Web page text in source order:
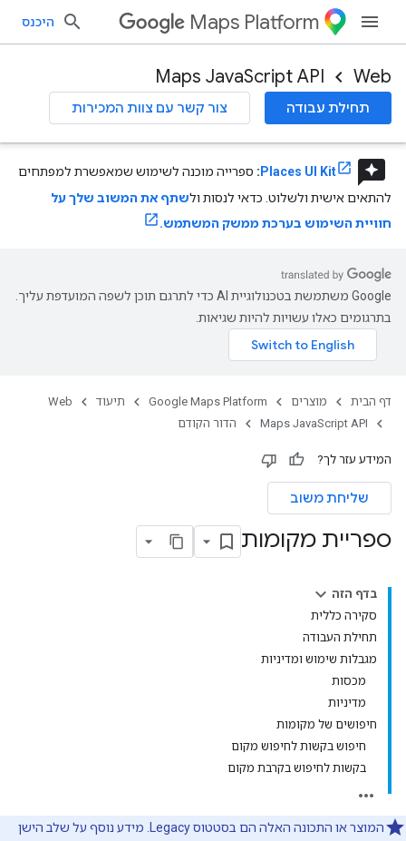
Maps Platform היכנס
Web
Maps JavaScript API
תחילת עבודה צור קשר עם צוות המכירות
reviews
Places UI Kit
: ספרייה מוכנה לשימוש שמאפשרת למפתחים
להתאים אישית ולשלוט. כדאי לנסות ולשתף את המשוב שלך על
חוויית השימוש בערכת ממשק המשתמש.
‫Google משתמשת בטכנולוגיית AI כדי לתרגם תוכן לשפה המועדפת עליך.
בתרגומים כאלו עשויות להיות שגיאות.
דף הבית מוצרים Google Maps Platform תיעוד
Web
Maps JavaScript API
הדור הקודם
המידע עזר לך?
שליחת משוב
ספריית מקומות
בדף הזה
סקירה כללית
תחילת העבודה
מגבלות שימוש ומדיניות
מכסות
מדיניות
חיפושים של מקומות
חיפוש בקשות לחיפוש מקום
בקשות לחיפוש בקרבת מקום
המוצר או התכונה האלה הם בסטטוס Legacy. מידע נוסף על שלב הישן